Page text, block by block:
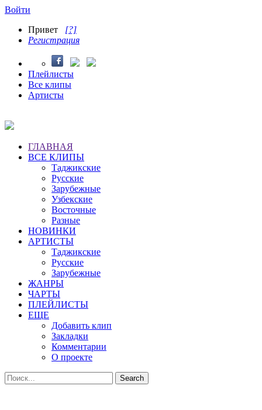
Войти
Привет [?]
Регистрация
Плейлисты
Все клипы
Артисты
ГЛАВНАЯ
ВСЕ КЛИПЫ
Таджикские
Русские
Зарубежные
Узбекские
Восточные
Разные
НОВИНКИ
АРТИСТЫ
Таджикские
Русские
Зарубежные
ЖАНРЫ
ЧАРТЫ
ПЛЕЙЛИСТЫ
ЕЩЕ
Добавить клип
Закладки
Комментарии
О проекте